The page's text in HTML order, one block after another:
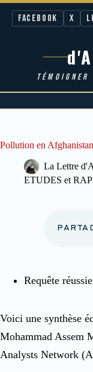
Facebook X
Pollution en Afghanistan
La Lettre
ETUDES et
Requête réussie
Voici une synthèse
Mohammad Assem
Analysts Network